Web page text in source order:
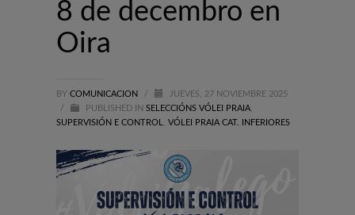
8 de decembro en
Oira
BY COMUNICACION /
JUEVES, 27 NOVIEMBRE 2025
/
PUBLISHED IN SELECCIÓNS VÓLEI PRAIA
SUPERVISIÓN E CONTROL
VÓLEI PRAIA CAT. INFERIORES